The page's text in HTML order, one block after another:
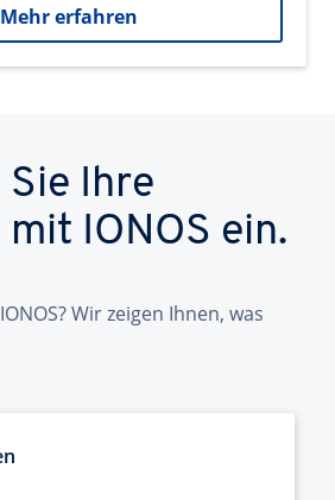
Mehr erfahren
Ihre
IONOS ein.
Wir zeigen Ihnen, was